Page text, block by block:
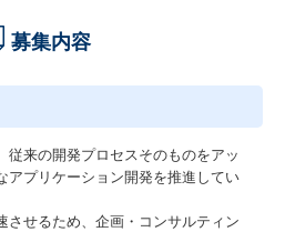
募集内容
従来の開発プロセスそのものをアッ
アプリケーション開発を推進してい
させるため、企画・コンサルティン